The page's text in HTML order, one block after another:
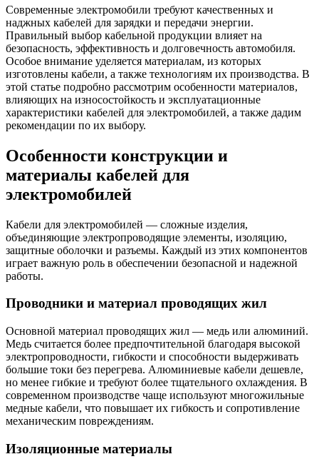
Современные электромобили требуют качественных и
наджных кабелей для зарядки и передачи энергии.
Правильный выбор кабельной продукции влияет на
безопасность, эффективность и долговечность автомобиля.
Особое внимание уделяется материалам, из которых
изготовлены кабели, а также технологиям их производства. В
этой статье подробно рассмотрим особенности материалов,
влияющих на износостойкость и эксплуатационные
характеристики кабелей для электромобилей, а также дадим
рекомендации по их выбору.
Особенности конструкции и
материалы кабелей для
электромобилей
Кабели для электромобилей — сложные изделия,
объединяющие электропроводящие элементы, изоляцию,
защитные оболочки и разъемы. Каждый из этих компонентов
играет важную роль в обеспечении безопасной и надежной
работы.
Проводники и материал проводящих жил
Основной материал проводящих жил — медь или алюминий.
Медь считается более предпочтительной благодаря высокой
электропроводности, гибкости и способности выдерживать
большие токи без перегрева. Алюминиевые кабели дешевле,
но менее гибкие и требуют более тщательного охлаждения. В
современном производстве чаще используют многожильные
медные кабели, что повышает их гибкость и сопротивление
механическим повреждениям.
Изоляционные материалы